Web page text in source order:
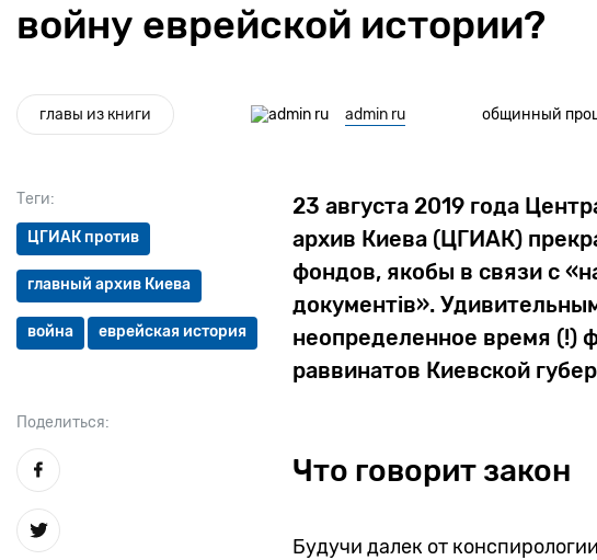
войну еврейской истории?
главы из книги admin ru общинный
Теги:
ЦГИАК против
главный архив Киева
война еврейская история
Поделиться:
23 августа 2019 года
архив Киева (ЦГИАК)
фондов, якобы в связи с
документів».
неопределенное время (!)
раввинатов Киевской
Что говорит закон
Будучи далек от